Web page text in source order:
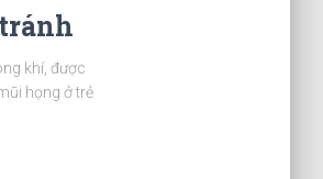
khí, được
họng ở trẻ